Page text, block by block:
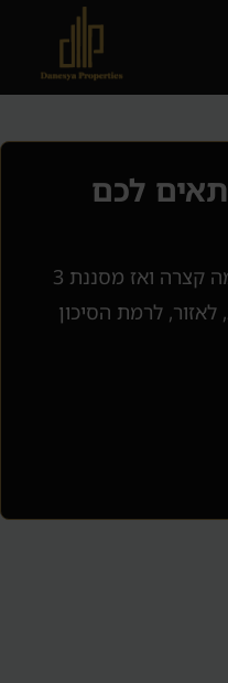
לכם
דנסיה מתחילה בבדיקת התאמה קצרה ואז מסננת 3
לרמת הסיכון